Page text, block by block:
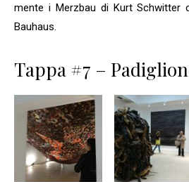
mente i Merzbau di Kurt Schwitter
Bauhaus.
Tappa #7 –